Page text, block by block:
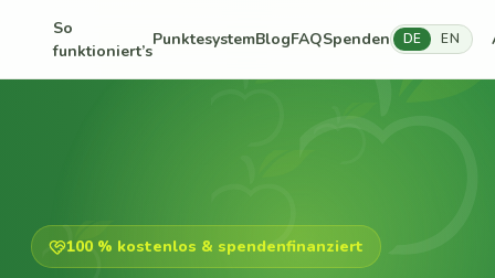
So
funktioniert’s
PunktesystemBlogFAQSpenden DE EN
100 % kostenlos & spendenfinanziert